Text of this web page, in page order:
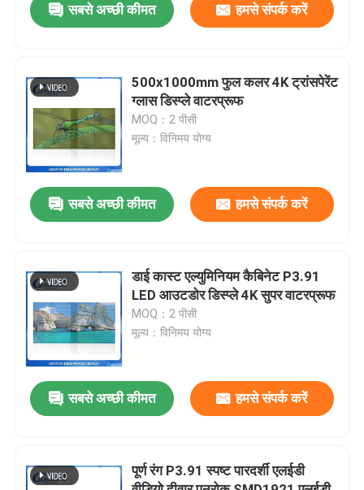
होम
वीआर दिखाएँ
हमारे बारे में
फैक्टरी यात्रा
गुणवत्ता नियंत्रण
हमसे संपर्क करें
समाचार
एलईडी वीडियो दीवार प्रदर्शन
सबसे अच्छी कीमत हमसे संपर्क करें
500x1000mm फुल कलर 4K ट्रांसपेरेंट
ग्लास डिस्प्ले वाटरप्रूफ
MOQ：2 पीसी
मूल्य：विनिमय योग्य
सबसे अच्छी कीमत हमसे संपर्क करें
डाई कास्ट एल्युमिनियम कैबिनेट P3.91
LED आउटडोर डिस्प्ले 4K सुपर वाटरप्रूफ
MOQ：2 पीसी
मूल्य：विनिमय योग्य
सबसे अच्छी कीमत हमसे संपर्क करें
पूर्ण रंग P3.91 स्पष्ट पारदर्शी एलईडी